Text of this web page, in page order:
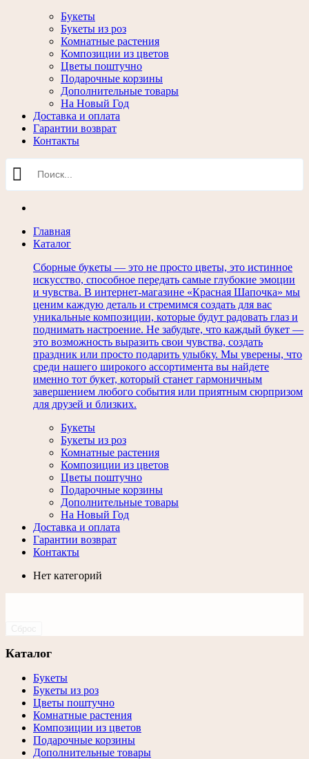
Букеты
Букеты из роз
Комнатные растения
Композиции из цветов
Цветы поштучно
Подарочные корзины
Дополнительные товары
На Новый Год
Доставка и оплата
Гарантии возврат
Контакты
Главная
Каталог
Сборные букеты — это не просто цветы, это истинное
искусство, способное передать самые глубокие эмоции
и чувства. В интернет-магазине «Красная Шапочка» мы
ценим каждую деталь и стремимся создать для вас
уникальные композиции, которые будут радовать глаз и
поднимать настроение. Не забудьте, что каждый букет —
это возможность выразить свои чувства, создать
праздник или просто подарить улыбку. Мы уверены, что
среди нашего широкого ассортимента вы найдете
именно тот букет, который станет гармоничным
завершением любого события или приятным сюрпризом
для друзей и близких.
Букеты
Букеты из роз
Комнатные растения
Композиции из цветов
Цветы поштучно
Подарочные корзины
Дополнительные товары
На Новый Год
Доставка и оплата
Гарантии возврат
Контакты
Нет категорий
Каталог
Букеты
Букеты из роз
Цветы поштучно
Комнатные растения
Композиции из цветов
Подарочные корзины
Дополнительные товары